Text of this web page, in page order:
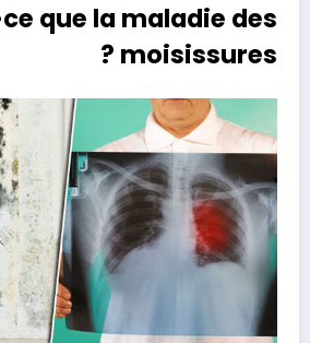
que la maladie des
moisissures ?